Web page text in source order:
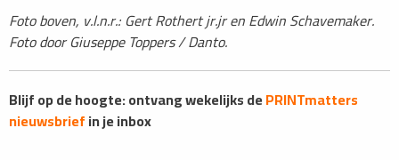
Foto boven, v.l.n.r.: Gert Rothert jr.jr en Edwin Schavemaker.
Foto door Giuseppe Toppers / Danto.
Blijf op de hoogte: ontvang wekelijks dePRINTmatters
nieuwsbriefin je inbox